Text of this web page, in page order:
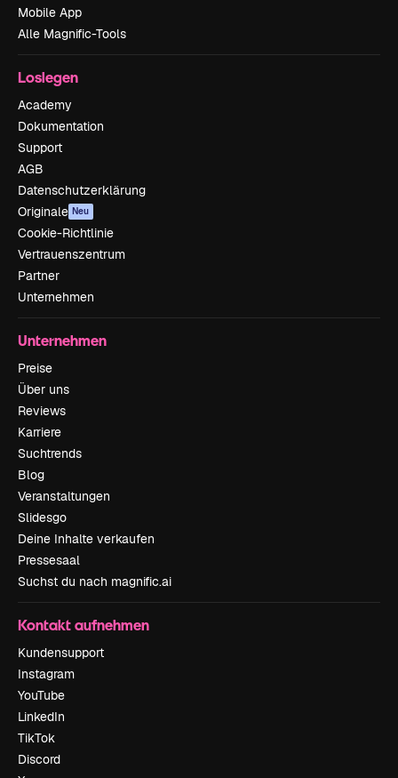
Mobile App
Alle Magnific-Tools
Loslegen
Academy
Dokumentation
Support
AGB
Datenschutzerklärung
Originale Neu
Cookie-Richtlinie
Vertrauenszentrum
Partner
Unternehmen
Unternehmen
Preise
Über uns
Reviews
Karriere
Suchtrends
Blog
Veranstaltungen
Slidesgo
Deine Inhalte verkaufen
Pressesaal
Suchst du nach magnific.ai
Kontakt aufnehmen
Kundensupport
Instagram
YouTube
LinkedIn
TikTok
Discord